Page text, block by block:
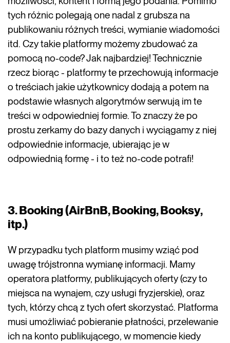
tych różnic polegają one nadal z grubsza na
publikowaniu różnych treści, wymianie wiadomości
itd. Czy takie platformy możemy zbudować za
pomocą no-code? Jak najbardziej! Technicznie
rzecz biorąc - platformy te przechowują informacje
o treściach jakie użytkownicy dodają a potem na
podstawie własnych algorytmów serwują im te
treści w odpowiedniej formie. To znaczy że po
prostu zerkamy do bazy danych i wyciągamy z niej
odpowiednie informacje, ubierając je w
odpowiednią formę - i to też no-code potrafi!
3. Booking (AirBnB, Booking, Booksy,
itp.)
W przypadku tych platform musimy wziąć pod
uwagę trójstronna wymianę informacji. Mamy
operatora platformy, publikujących oferty (czy to
miejsca na wynajem, czy usługi fryzjerskie), oraz
tych, którzy chcą z tych ofert skorzystać. Platforma
musi umożliwiać pobieranie płatności, przelewanie
ich na konto publikującego, w momencie kiedy